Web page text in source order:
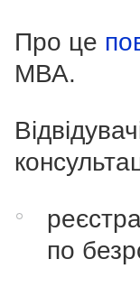
Про це
МВА.
по